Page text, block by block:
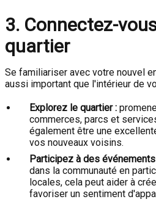
3. Connectez-
quartier
Se familiariser avec votre nouvel
aussi important que l'intérieur de
Explorez le quartier :
commerces, parcs et
également être une
vos nouveaux voisins.
Participez à des
dans la communauté en
locales, cela peut aider à
favoriser un sentiment